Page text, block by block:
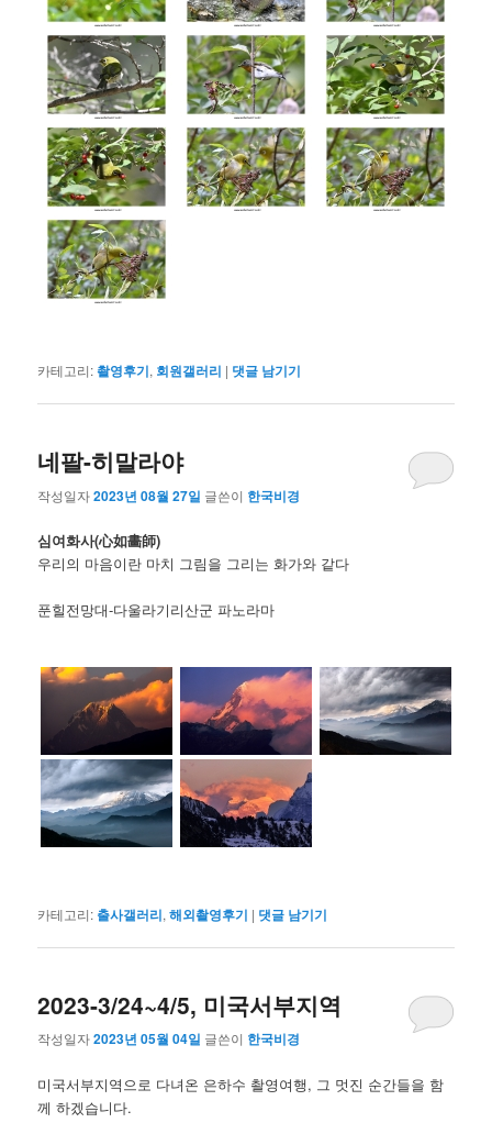
카테고리:촬영후기, 회원갤러리 | 댓글 남기기
네팔-히말라야
작성일자2023년 08월 27일 글쓴이 한국비경
심여화사(心如畵師)
우리의 마음이란 마치 그림을 그리는 화가와 같다
푼힐전망대-다울라기리산군 파노라마
카테고리: 출사갤러리,해외촬영후기 | 댓글 남기기
2023-3/24~4/5, 미국서부지역
작성일자2023년 05월 04일 글쓴이 한국비경
미국서부지역으로 다녀온 은하수 촬영여행, 그 멋진 순간들을 함
께 하겠습니다.